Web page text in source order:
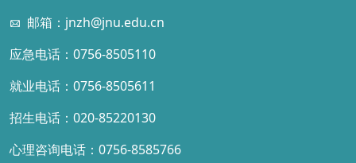
邮箱：jnzh@jnu.edu.cn
应急电话：0756-8505110
就业电话：0756-8505611
招生电话：020-85220130
心理咨询电话：0756-8585766